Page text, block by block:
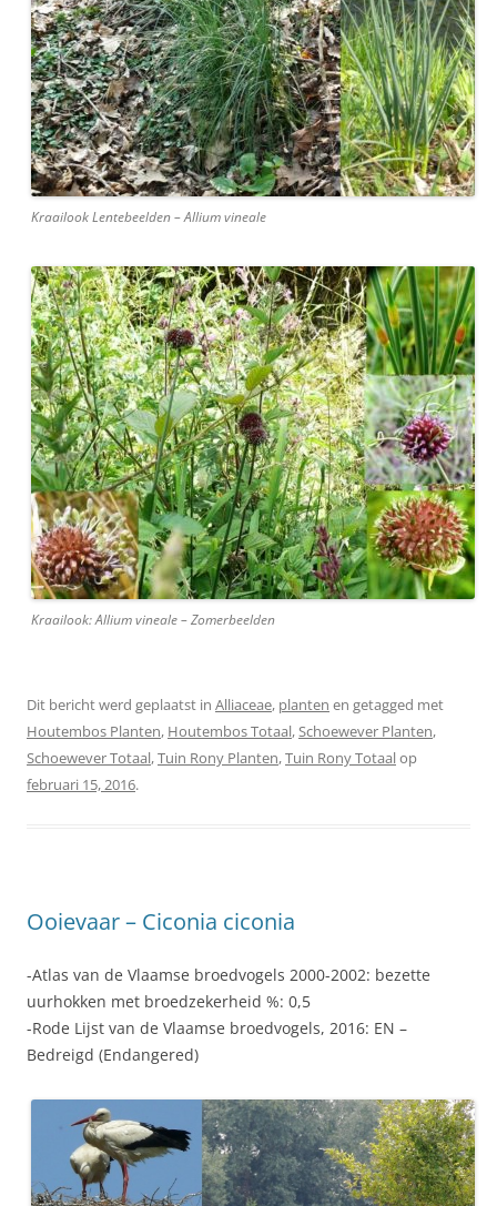
Kraailook Lentebeelden – Allium vineale
Kraailook: Allium vineale – Zomerbeelden
Dit bericht werd geplaatst in Alliaceae, planten en getagged met
Houtembos Planten, Houtembos Totaal,Schoewever Planten,
Schoewever Totaal,Tuin Rony Planten,Tuin Rony Totaalop
februari 15, 2016.
Ooievaar – Ciconia ciconia
-Atlas van de Vlaamse broedvogels 2000-2002: bezette
uurhokken met broedzekerheid %: 0,5
-Rode Lijst van de Vlaamse broedvogels, 2016: EN –
Bedreigd (Endangered)